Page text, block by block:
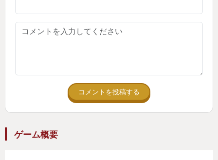
防御性能優先で衣装を選ぶとガッチャガチャのダサ
たり、腑に落ちない状況もしばしばであった。
それが、先日のアップデート以降、主要な防御性能
はインプラントが受け持つ事になり、好きな見た
目・服飾でプレイしやすくなった。
世界観の演出として大きい改善である。
サイバーパンクに着飾って、細部まで作り込まれた
コメントを投稿する
ゲーム概要